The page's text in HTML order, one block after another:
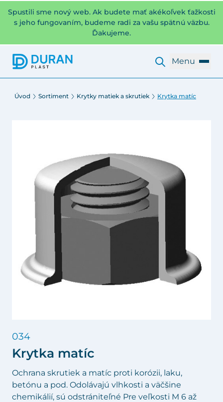
Spustili sme nový web. Ak budete mať akékoľvek ťažkosti
s jeho fungovaním, budeme radi za vašu spätnú väzbu.
Ďakujeme.
Menu
Úvod Sortiment Krytky matiek a skrutiek Krytka matíc
034
Krytka matíc
Ochrana skrutiek a matíc proti korózii, laku,
betónu a pod. Odolávajú vlhkosti a väčšine
chemikálií, sú odstrániteľné Pre veľkosti M 6 až